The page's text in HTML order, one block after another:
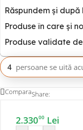
Răspundem și după
Produse în care și
Produse validate
4 persoane se uită
ComparaShare:
2.33000 Lei